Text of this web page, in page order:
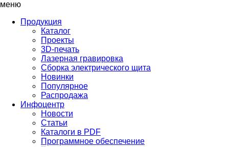
меню
Продукция
Каталог
Проекты
3D-печать
Лазерная гравировка
Сборка электрического щита
Новинки
Популярное
Распродажа
Инфоцентр
Новости
Статьи
Каталоги в PDF
Программное обеспечение